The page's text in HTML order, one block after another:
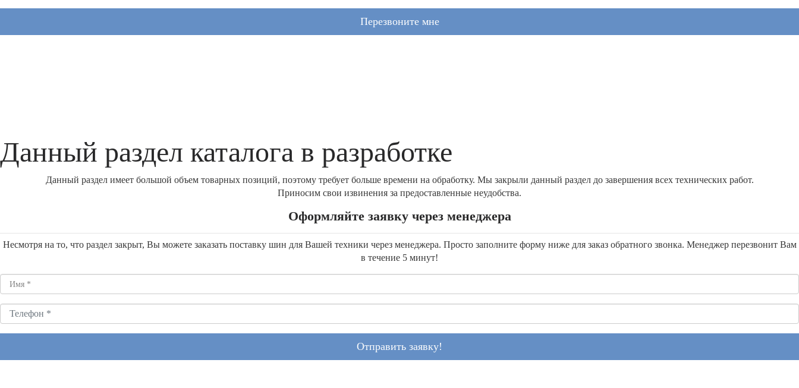
Перезвоните мне
Данный раздел каталога в разработке
Данный раздел имеет большой объем товарных позиций, поэтому требует больше времени на обработку. Мы закрыли данный раздел до завершения всех технических работ.
Приносим свои извинения за предоставленные неудобства.
Оформляйте заявку через менеджера
Несмотря на то, что раздел закрыт, Вы можете заказать поставку шин для Вашей техники через менеджера. Просто заполните форму ниже для заказ обратного звонка. Менеджер перезвонит Вам
в течение 5 минут!
Отправить заявку!